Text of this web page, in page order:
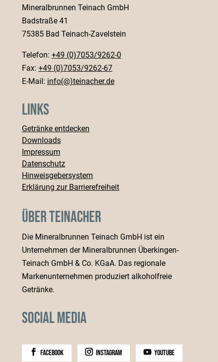
Mineralbrunnen Teinach GmbH
Badstraße 41
75385 Bad Teinach-Zavelstein
Telefon: +49 (0)7053/9262-0
Fax: +49 (0)7053/9262-67
E-Mail: info(@)teinacher.de
Links
Getränke entdecken
Downloads
Impressum
Datenschutz
Hinweisgebersystem
Erklärung zur Barrierefreiheit
Über Teinacher
Die Mineralbrunnen Teinach GmbH ist ein
Unternehmen der Mineralbrunnen Überkingen-
Teinach GmbH & Co. KGaA. Das regionale
Markenunternehmen produziert alkoholfreie
Getränke.
Social Media
facebook instagram youtube